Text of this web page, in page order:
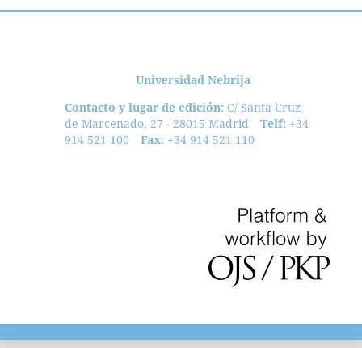
Universidad Nebrija
Contacto y lugar de edición: C/ Santa Cruz
de Marcenado, 27 - 28015 Madrid
Telf: +34
914 521 100
Fax: +34 914 521 110